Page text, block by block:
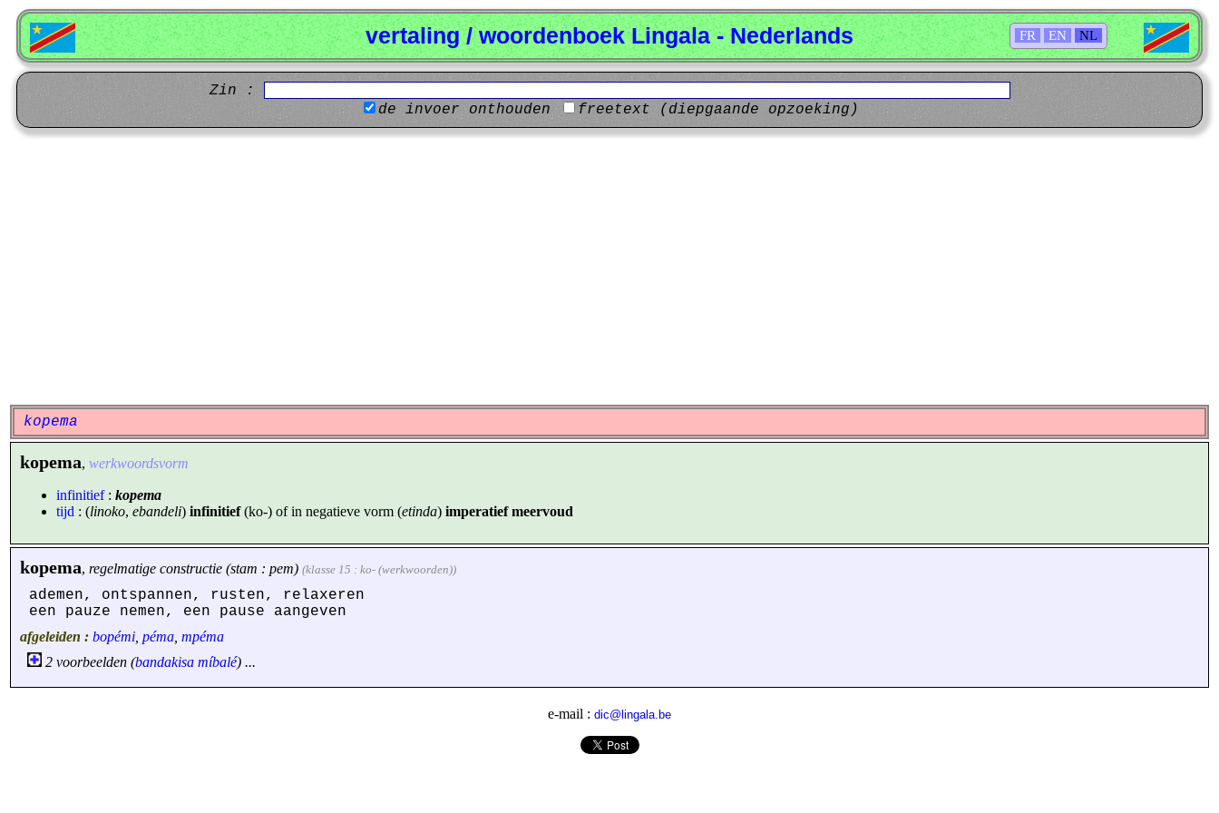
FR EN NL
vertaling / woordenboek Lingala - Nederlands
Zin :
de invoer onthouden
freetext (diepgaande opzoeking)
kopema
kopema, werkwoordsvorm
infinitief: kopema
tijd : (linoko, ebandeli) infinitief(ko-) of in negatieve vorm (etinda) imperatief meervoud
kopema, regelmatige constructie (stam : pem) (klasse 15 : ko- (werkwoorden))
ademen, ontspannen, rusten, relaxeren
een pauze nemen, een pause aangeven
afgeleiden : bopémi péma mpéma
2 voorbeelden (bandakisa míbalé) ...
e-mail : dic@lingala.be